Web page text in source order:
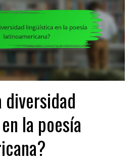
diversidad
la poesía